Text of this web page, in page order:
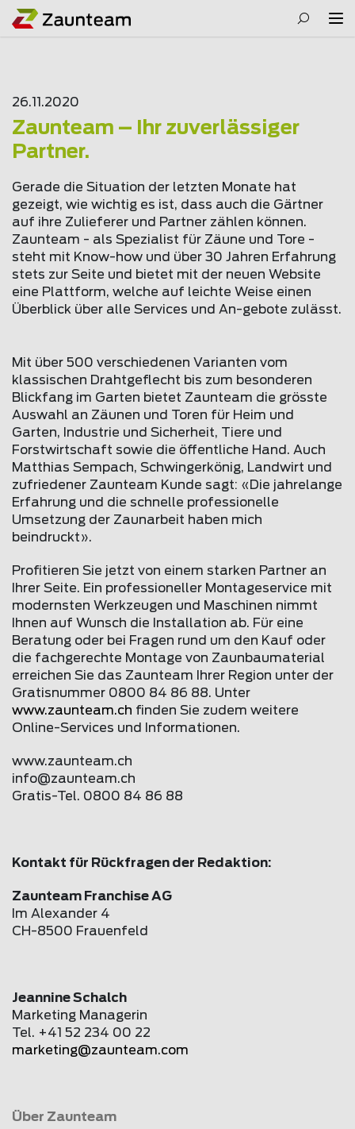
26.11.2020
Zaunteam – Ihr zuverlässiger
Partner.
Gerade die Situation der letzten Monate hat
gezeigt, wie wichtig es ist, dass auch die Gärtner
auf ihre Zulieferer und Partner zählen können.
Zaunteam - als Spezialist für Zäune und Tore -
steht mit Know-how und über 30 Jahren Erfahrung
stets zur Seite und bietet mit der neuen Website
eine Plattform, welche auf leichte Weise einen
Überblick über alle Services und An-gebote zulässt.
Mit über 500 verschiedenen Varianten vom
klassischen Drahtgeflecht bis zum besonderen
Blickfang im Garten bietet Zaunteam die grösste
Auswahl an Zäunen und Toren für Heim und
Garten, Industrie und Sicherheit, Tiere und
Forstwirtschaft sowie die öffentliche Hand. Auch
Matthias Sempach, Schwingerkönig, Landwirt und
zufriedener Zaunteam Kunde sagt: «Die jahrelange
Erfahrung und die schnelle professionelle
Umsetzung der Zaunarbeit haben mich
beindruckt».
Profitieren Sie jetzt von einem starken Partner an
Ihrer Seite. Ein professioneller Montageservice mit
modernsten Werkzeugen und Maschinen nimmt
Ihnen auf Wunsch die Installation ab. Für eine
Beratung oder bei Fragen rund um den Kauf oder
die fachgerechte Montage von Zaunbaumaterial
erreichen Sie das Zaunteam Ihrer Region unter der
Gratisnummer 0800 84 86 88. Unter
www.zaunteam.ch finden Sie zudem weitere
Online-Services und Informationen.
www.zaunteam.ch
info@zaunteam.ch
Gratis-Tel. 0800 84 86 88
Kontakt für Rückfragen der Redaktion:
Zaunteam Franchise AG
Im Alexander 4
CH-8500 Frauenfeld
Jeannine Schalch
Marketing Managerin
Tel. +41 52 234 00 22
marketing@zaunteam.com
Über Zaunteam